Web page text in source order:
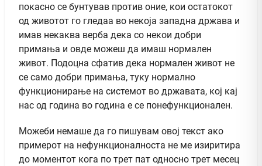
покасно се бунтував против оние, кои остатокот
од животот го гледаа во некоја западна држава и
имав некаква верба дека со некои добри
примања и овде можеш да имаш нормален
живот. Подоцна сфатив дека нормален живот не
се само добри примања, туку нормално
функционирање на системот во државата, кој кај
нас од година во година е се понефункционален.
Можеби немаше да го пишувам овој текст ако
примерот на нефункционалноста не ме изиритира
до моментот кога по трет пат односно трет месец